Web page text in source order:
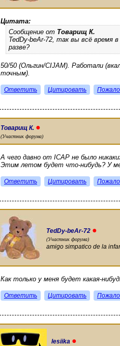
Цитата:
Сообщение от Товарищ К.
TedDy-beAr-72, так вы всё время
разве?
50/50 (Ольгин/CIJAM). Работали
точным).
Ответить Цитировать
Товарищ К. ●
(Участник форума)
А чего давно от ICAP не было
Этим летом будет что-нибудь? У
Ответить Цитировать
TedDy-beAr-72 ●
(Участник форума)
amigo simpatico de la
Как только у меня будет какая-
Ответить Цитировать
lesiika ●